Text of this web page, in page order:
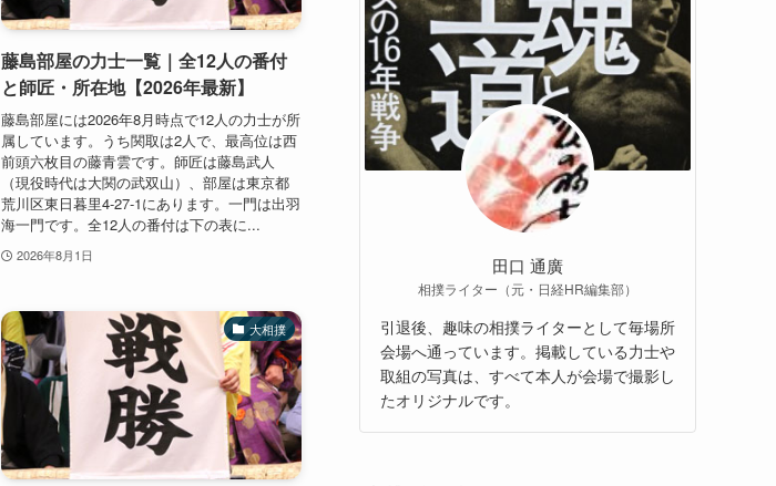
藤島部屋の力士一覧｜全12人の番付
と師匠・所在地【2026年最新】
藤島部屋には2026年8月時点で12人の力士が所
属しています。うち関取は2人で、最高位は西
前頭六枚目の藤青雲です。師匠は藤島武人
（現役時代は大関の武双山）、部屋は東京都
荒川区東日暮里4-27-1にあります。一門は出羽
海一門です。全12人の番付は下の表に...
2026年8月1日
大相撲
田口 通廣
相撲ライター（元・日経HR編集部）
引退後、趣味の相撲ライターとして毎場所
会場へ通っています。掲載している力士や
取組の写真は、すべて本人が会場で撮影し
たオリジナルです。